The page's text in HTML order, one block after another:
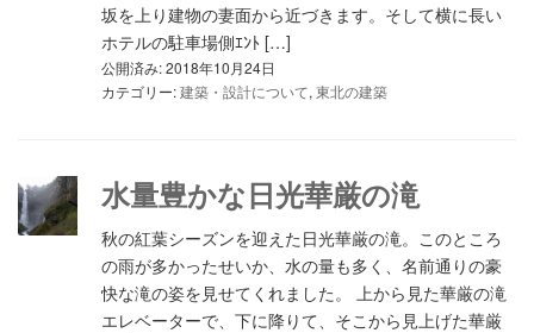
坂を上り建物の妻面から近づきます。そして横に長い
ホテルの駐車場側ｴﾝﾄ […]
公開済み: 2018年10月24日
カテゴリー:建築・設計について, 東北の建築
水量豊かな日光華厳の滝
秋の紅葉シーズンを迎えた日光華厳の滝。このところ
の雨が多かったせいか、水の量も多く、名前通りの豪
快な滝の姿を見せてくれました。 上から見た華厳の滝
エレベーターで、下に降りて、そこから見上げた華厳